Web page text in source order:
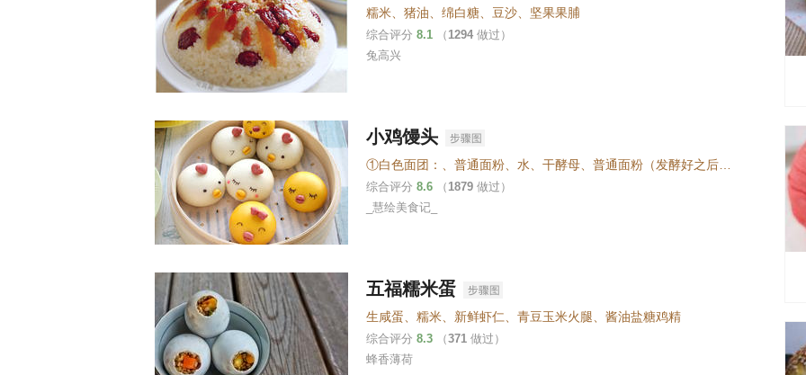
糯米、猪油、绵白糖、豆沙、坚果果脯
综合评分 8.1 （ 1294 做过）
兔高兴
小鸡馒头
综合评分 8.6 （ 1879 做过）
_慧绘美食记_
五福糯米蛋
生咸蛋、糯米、新鲜虾仁、青豆玉米火腿、酱油盐糖鸡精
综合评分 8.3 （371 做过）
蜂香薄荷